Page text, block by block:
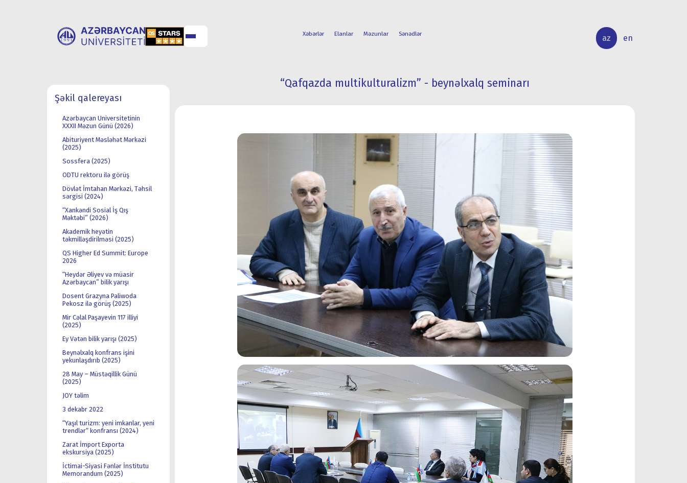
Xəbərlər Elanlar Məzunlar Sənədlər az en
UNİVERSİTET
HAQQINDA
FAKÜLTƏLƏR
BEYNƏLXALQ
Şəkil qalereyası
Azərbaycan Universitetinin
XXXII Məzun Günü (2026)
Abituriyent Məsləhət Mərkəzi
(2025)
Sossfera (2025)
ODTU rektoru ilə görüş
Dövlət İmtahan Mərkəzi, Təhsil
sərgisi (2024)
“Xankəndi Sosial İş Qış
Məktəbi” (2026)
Akademik heyətin
təkmilləşdirilməsi (2025)
QS Higher Ed Summit: Europe
2026
“Heydər Əliyev və müasir
Azərbaycan” bilik yarışı
Dosent Grazyna Paliwoda
Pekosz ilə görüş (2025)
Mir Cəlal Paşayevin 117 illiyi
(2025)
Ey Vətən bilik yarışı (2025)
Beynəlxalq konfrans işini
yekunlaşdırıb (2025)
28 May – Müstəqillik Günü
(2025)
JOY təlim
3 dekabr 2022
“Yaşıl turizm: yeni imkanlar, yeni
trendlər“ konfransı (2024)
Zarat İmport Exporta
ekskursiya (2025)
İctimai-Siyasi Fənlər İnstitutu
Memorandum (2025)
“Qafqazda multikulturalizm” - beynəlxalq seminarı